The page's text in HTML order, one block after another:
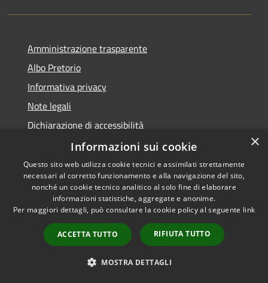
Amministrazione trasparente
Albo Pretorio
Informativa privacy
Note legali
Dichiarazione di accessibilità
Dichiarazione di accessibilità dal 2025
RSS
Accessibilità
Copyright © 2026 • Comune di
Municipium•
Accesso
redazione
×
Informazioni sui cookie
Questo sito web utilizza cookie tecnici e assimilati strettamente
necessari al corretto funzionamento e alla navigazione del sito,
nonché un cookie tecnico analitico al solo fine di elaborare
informazioni statistiche, aggregate e anonime.
Per maggiori dettagli, può consultare la cookie policy al seguente link
ACCETTA TUTTO RIFIUTA TUTTO
MOSTRA DETTAGLI